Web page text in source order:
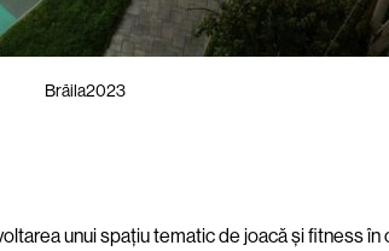
Brăila2023
unui spațiu tematic de joacă și fitness